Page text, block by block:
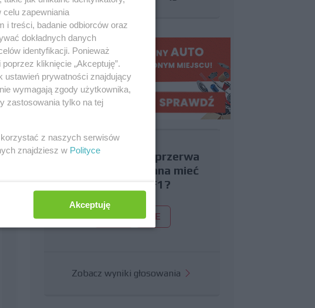
Czy uważasz, że przerwa
wakacyjna powinna mieć
miejsce w F1?
TAK NIE
Zobacz wyniki głosowania
celu zapewniania
i treści, badanie odbiorców oraz
dokładnych danych
identyfikacji. Ponieważ
kliknięcie „Akceptuję”.
ustawień prywatności znajdujący
wymagają zgody użytkownika,
zastosowania tylko na tej
z naszych serwisów
znajdziesz w Polityce
Akceptuję